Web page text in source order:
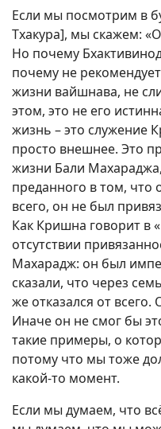
Если мы посмотрим в
Тхакура], мы скажем:
Но почему
почему не
жизни вайшнава, не
этом, это не его
жизнь – это служение
просто внешнее. Это
жизни Бали
преданного в том, что
всего, он не был
Как Кришна говорит в
отсутствии
Махарадж: он был
сказали, что через
же отказался от
Иначе он не смог бы
такие примеры, о
потому что мы тоже
какой-то момент.
Если мы думаем, что